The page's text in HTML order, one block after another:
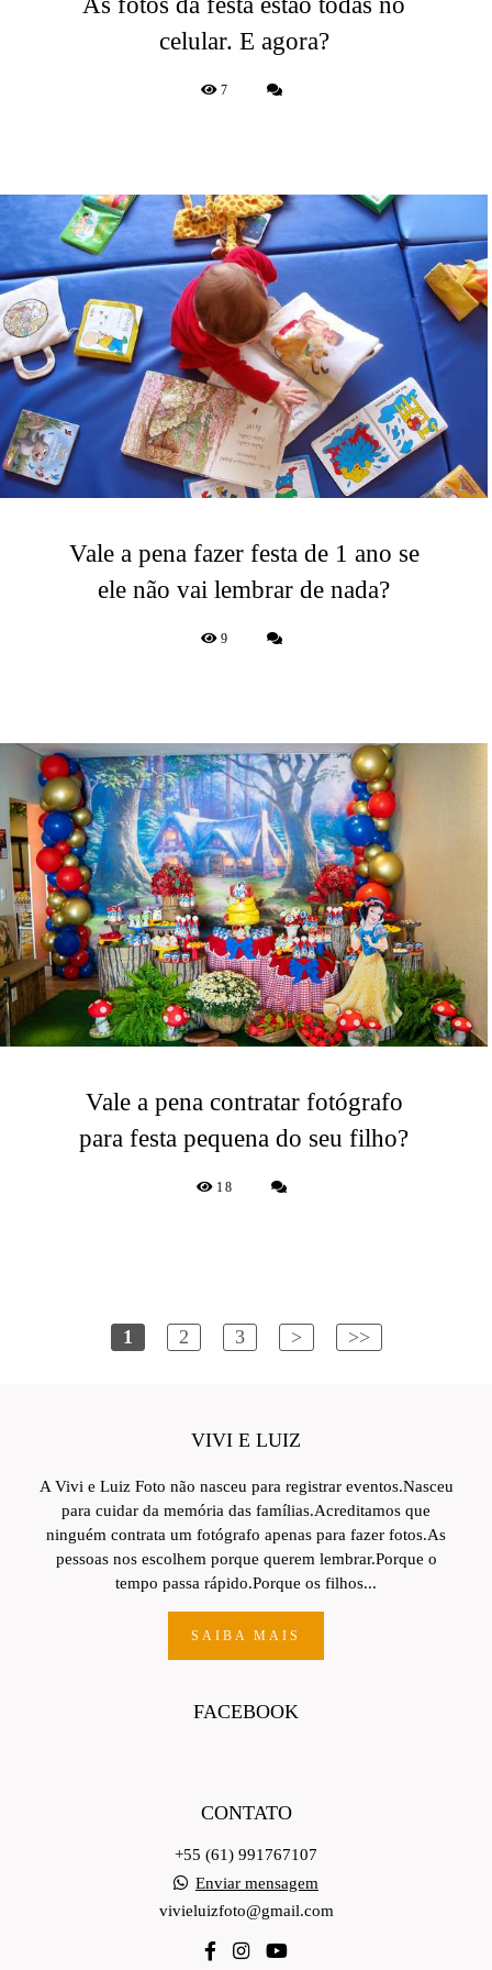
celular. E agora?
7
Vale a pena fazer festa de 1 ano se
ele não vai lembrar de nada?
9
Vale a pena contratar fotógrafo
para festa pequena do seu filho?
18
1 2 3 > >>
VIVI E LUIZ
A Vivi e Luiz Foto não nasceu para registrar eventos.Nasceu
para cuidar da memória das famílias.Acreditamos que
ninguém contrata um fotógrafo apenas para fazer fotos.As
pessoas nos escolhem porque querem lembrar.Porque o
tempo passa rápido.Porque os filhos...
SAIBA MAIS
FACEBOOK
CONTATO
+55 (61) 991767107
Enviar mensagem
vivieluizfoto@gmail.com